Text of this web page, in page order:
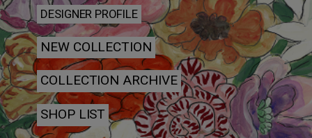
DESIGNER PROFILE
NEW COLLECTION
COLLECTION ARCHIVE
SHOP LIST